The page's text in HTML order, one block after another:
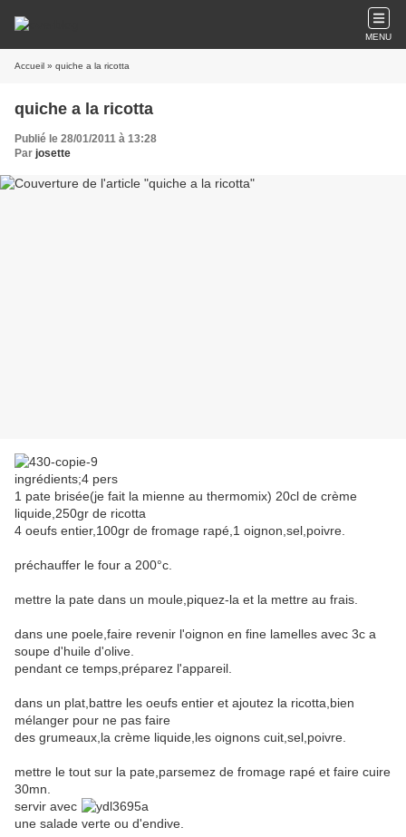
MENU
Accueil » quiche a la ricotta
quiche a la ricotta
Publié le 28/01/2011 à 13:28
Par josette
ingrédients;4 pers
1 pate brisée(je fait la mienne au thermomix) 20cl de crème
liquide,250gr de ricotta
4 oeufs entier,100gr de fromage rapé,1 oignon,sel,poivre.
préchauffer le four a 200°c.
mettre la pate dans un moule,piquez-la et la mettre au frais.
dans une poele,faire revenir l'oignon en fine lamelles avec 3c a
soupe d'huile d'olive.
pendant ce temps,préparez l'appareil.
dans un plat,battre les oeufs entier et ajoutez la ricotta,bien
mélanger pour ne pas faire
des grumeaux,la crème liquide,les oignons cuit,sel,poivre.
mettre le tout sur la pate,parsemez de fromage rapé et faire cuire
30mn.
servir avec
une salade verte ou d'endive.